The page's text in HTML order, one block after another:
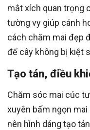
mắt xích quan trọng
tường vy giúp cánh
cách chăm mai đẹp
để cây không bị kiệt
Tạo tán, điều
Chăm sóc mai cúc
xuyên bấm ngọn
nên hình dáng tạo